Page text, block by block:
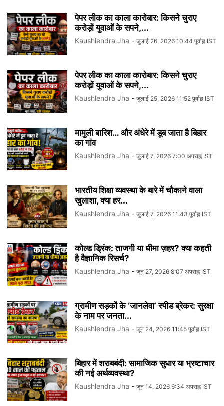
पेपर लीक का काला कारोबार: किसने चुराए
करोड़ों युवाओं के सपने,...
Kaushlendra Jha - जुलाई 26, 2026 10:44 पूर्वाह्न IST
पेपर लीक का काला कारोबार: किसने चुराए
करोड़ों युवाओं के सपने,...
Kaushlendra Jha - जुलाई 25, 2026 11:52 पूर्वाह्न IST
मामुली बारिश… और अंधेरे में डूब जाता है बिहार
का गांव
Kaushlendra Jha - जुलाई 7, 2026 7:00 अपराह्न IST
भारतीय शिक्षा व्यवस्था के बारे में चौकाने वाला
खुलाशा, क्या हर...
Kaushlendra Jha - जुलाई 7, 2026 11:43 पूर्वाह्न IST
कोल्ड ड्रिंक: ताजगी या धीमा ज़हर? क्या कहती
है वैज्ञानिक रिसर्च?
Kaushlendra Jha - जून 27, 2026 8:07 अपराह्न IST
ग्रामीण सड़कों के ‘जानलेवा’ स्पीड ब्रेकर: सुरक्षा
के नाम पर जनता...
Kaushlendra Jha - जून 24, 2026 11:45 पूर्वाह्न IST
बिहार में शराबबंदी: सामाजिक सुधार या भ्रष्टाचार
की नई अर्थव्यवस्था?
Kaushlendra Jha - जून 14, 2026 6:34 अपराह्न IST